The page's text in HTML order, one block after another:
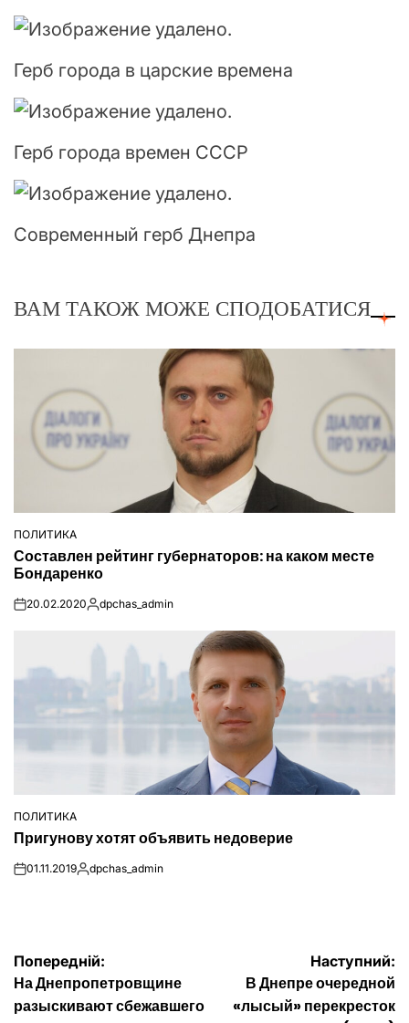
Герб города в царские времена
Герб города времен СССР
Современный герб Днепра
ВАМ ТАКОЖ МОЖЕ СПОДОБАТИСЯ
ОПУБЛІКУВАТИ
У
ПОЛИТИКА
Составлен рейтинг губернаторов: на каком месте
Бондаренко
on20.02.2020Опубліковано
dpchas_admin
ОПУБЛІКУВАТИ
ПОЛИТИКА
Пригунову хотят объявить недоверие
on01.11.2019Опубліковано
dpchas_admin
Навігація
записів
Попередній:
На Днепропетровщине
разыскивают сбежавшего
Наступний:
В Днепре очередной
«лысый» перекресток